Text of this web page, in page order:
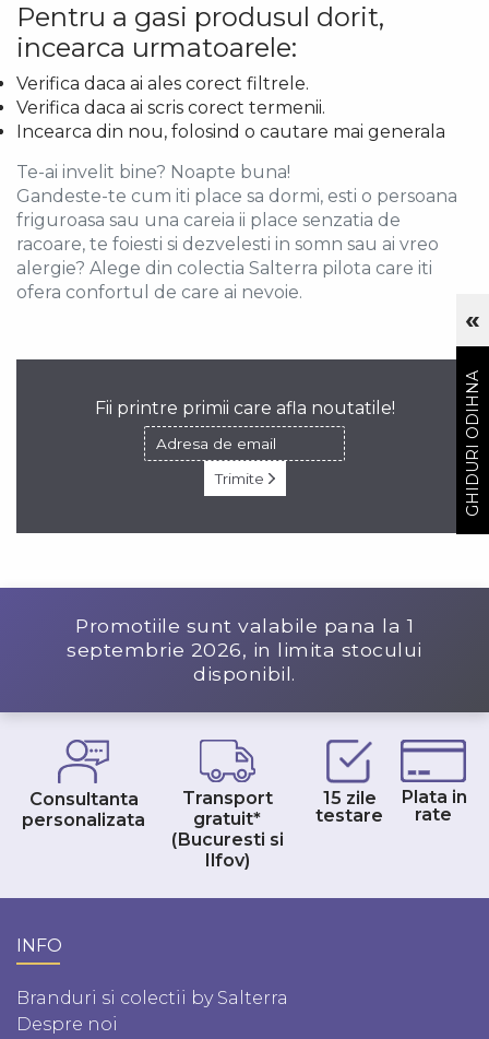
Pentru a gasi produsul dorit,
incearca urmatoarele:
Verifica daca ai ales corect filtrele.
Verifica daca ai scris corect termenii.
Incearca din nou, folosind o cautare mai generala
Te-ai invelit bine? Noapte buna!
Gandeste-te cum iti place sa dormi, esti o persoana
friguroasa sau una careia ii place senzatia de
racoare, te foiesti si dezvelesti in somn sau ai vreo
alergie? Alege din colectia Salterra pilota care iti
ofera confortul de care ai nevoie.
Fii printre primii care afla noutatile!
Trimite
Promotiile sunt valabile pana la 1
septembrie 2026, in limita stocului
disponibil.
Consultanta
personalizata
Transport
gratuit*
(Bucuresti si
Ilfov)
15 zile
testare
Plata in
rate
INFO
Branduri si colectii by Salterra
Despre noi
«
GHIDURI ODIHNA